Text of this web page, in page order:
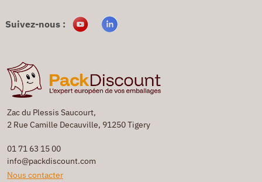
Zac du Plessis Saucourt,
2 Rue Camille Decauville, 91250 Tigery
01 71 63 15 00
info@packdiscount.com
Nous contacter
Suivez-nous :